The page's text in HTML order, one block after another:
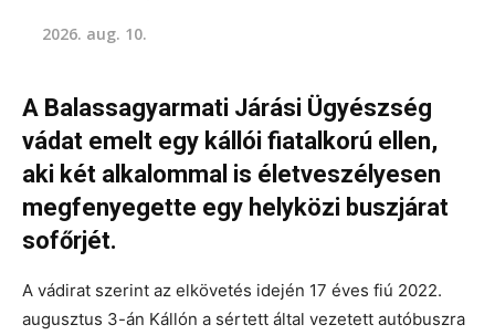
2026. aug. 10.
A Balassagyarmati Járási Ügyészség
vádat emelt egy kállói fiatalkorú ellen,
aki két alkalommal is életveszélyesen
megfenyegette egy helyközi buszjárat
sofőrjét.
A vádirat szerint az elkövetés idején 17 éves fiú 2022.
augusztus 3-án Kállón a sértett által vezetett autóbuszra